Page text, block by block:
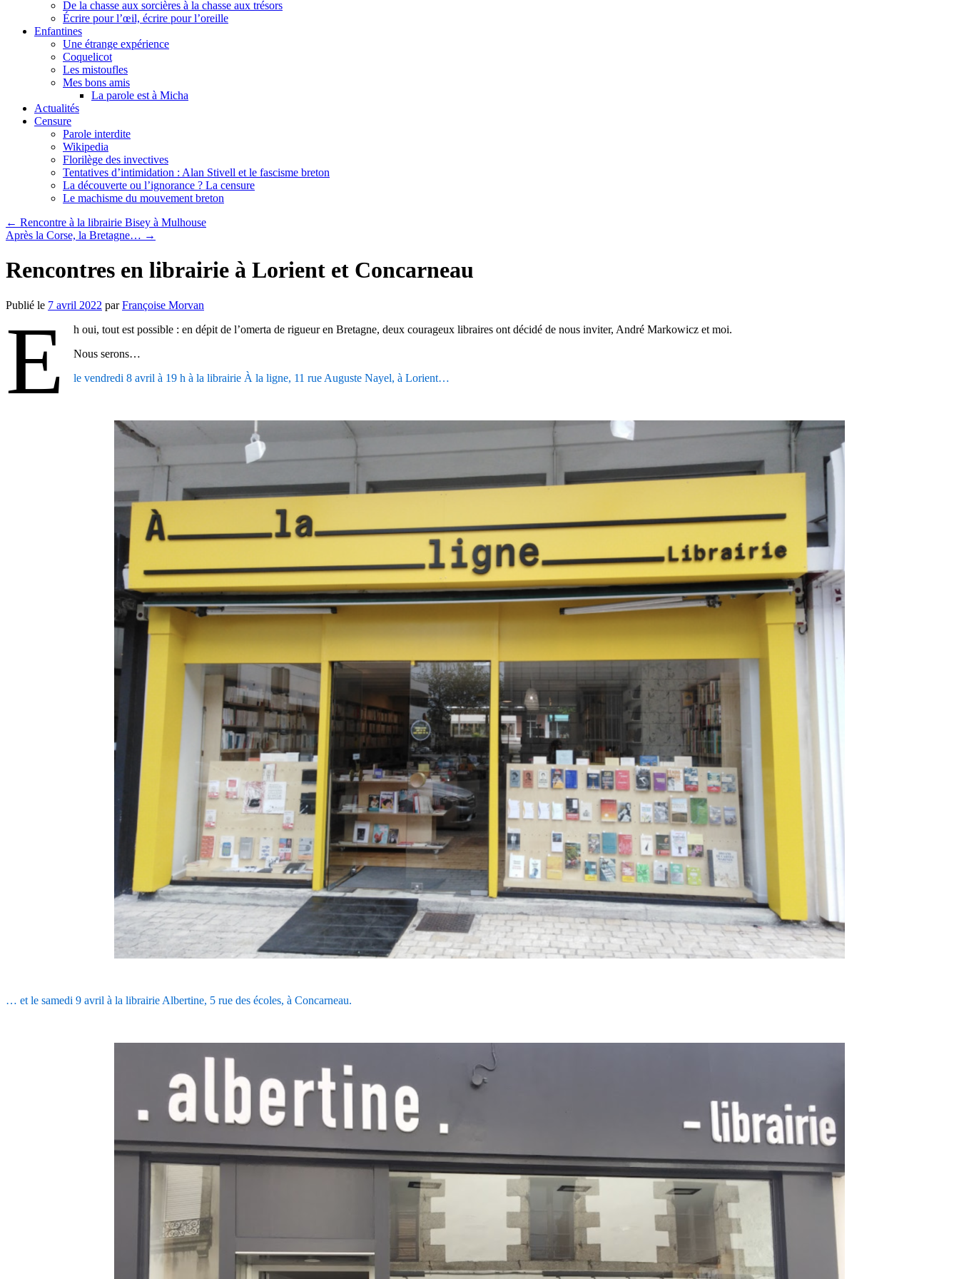
De la chasse aux sorcières à la chasse aux trésors
Écrire pour l’œil, écrire pour l’oreille
Enfantines
Une étrange expérience
Coquelicot
Les mistoufles
Mes bons amis
La parole est à Micha
Actualités
Censure
Parole interdite
Wikipedia
Florilège des invectives
Tentatives d’intimidation : Alan Stivell et le fascisme breton
La découverte ou l’ignorance ? La censure
Le machisme du mouvement breton
← Rencontre à la librairie Bisey à Mulhouse
Après la Corse, la Bretagne… →
Rencontres en librairie à Lorient et Concarneau
Publié le 7 avril 2022 par Françoise Morvan
E
h oui, tout est possible : en dépit de l’omerta de rigueur en Bretagne, deux courageux libraires ont décidé de nous inviter, André Markowicz et moi.
Nous serons…
le vendredi 8 avril à 19 h à la librairie À la ligne, 11 rue Auguste Nayel, à Lorient…
… et le samedi 9 avril à la librairie Albertine, 5 rue des écoles, à Concarneau.